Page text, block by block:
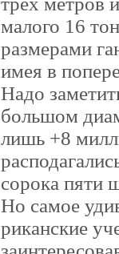
малого 16
размерами
имея в
Надо
большом
лишь +8
сорока пяти
Но самое
риканские